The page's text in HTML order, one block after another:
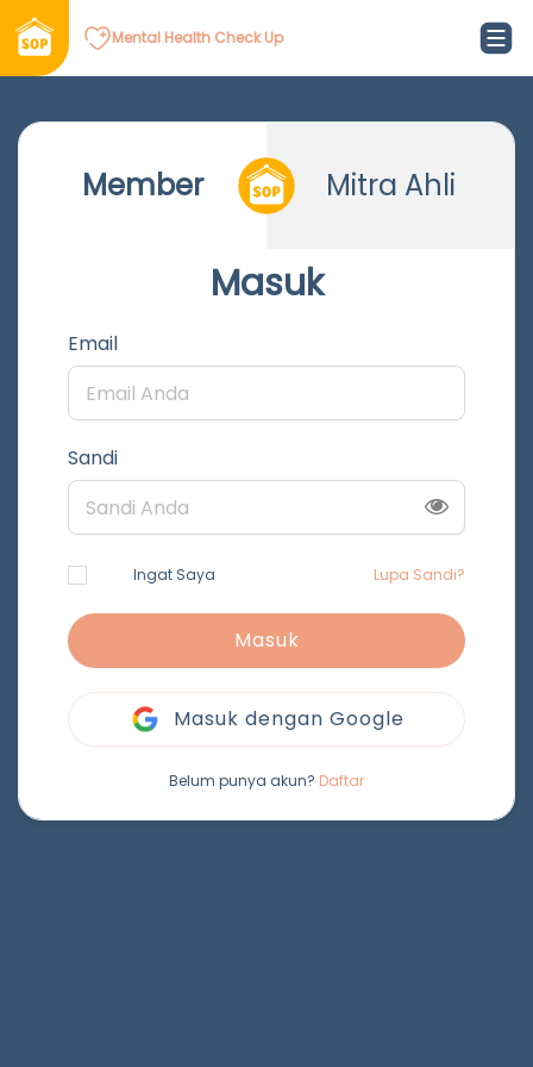
Mental Health Check Up
Member Mitra Ahli
Masuk
Email
Sandi
Ingat Saya Lupa Sandi?
Masuk
Masuk dengan Google
Belum punya akun? Daftar